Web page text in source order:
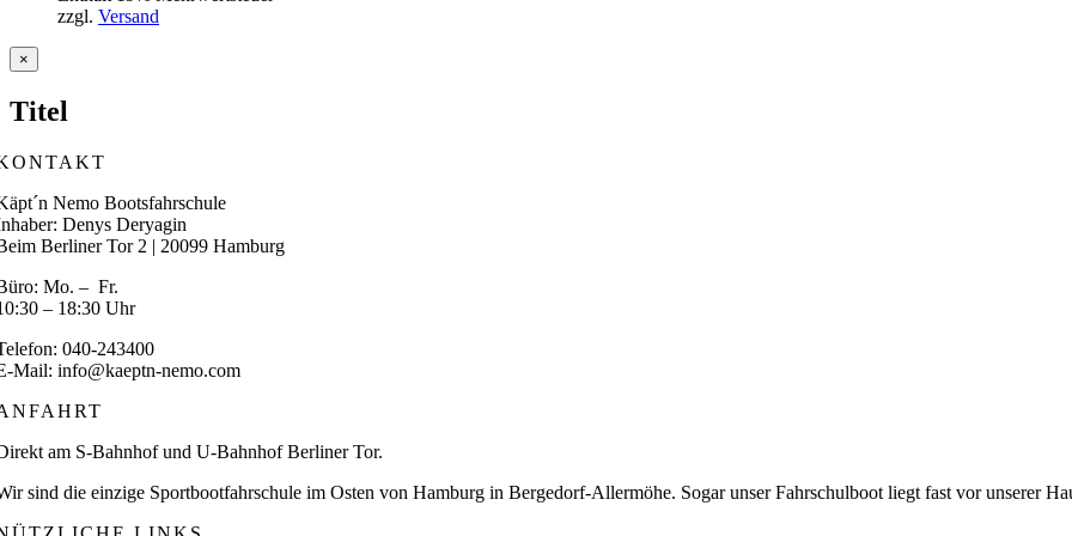
zzgl. Versand
Close
product
view
×
Titel
Nemo Bootsfahrschule
Denys Deryagin
Berliner Tor 2 | 20099 Hamburg
Mo. – Fr.
– 18:30 Uhr
040-243400
Mail: info@kaeptn-nemo.com
am S-Bahnhof und U-Bahnhof Berliner Tor.
sind die einzige Sportbootfahrschule im Osten von Hamburg in Bergedorf-Allermöhe. Sogar unser Fahrschulboot liegt fast vor unserer